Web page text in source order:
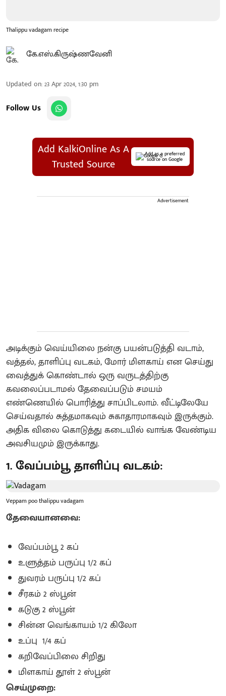
Thalippu vadagam recipe
கே.எஸ்.கிருஷ்ணவேனி
Updated on:23 Apr 2024, 1:30 pm
Follow Us
Add KalkiOnline As A
Trusted Source
Add as a preferred
source on Google
Advertisement
அடிக்கும் வெய்யிலை நன்கு பயன்படுத்தி வடாம்,
வத்தல், தாளிப்பு வடகம், மோர் மிளகாய் என செய்து
வைத்துக் கொண்டால் ஒரு வருடத்திற்கு
கவலைப்படாமல் தேவைப்படும் சமயம்
எண்ணெயில் பொரித்து சாப்பிடலாம். வீட்டிலேயே
செய்வதால் சுத்தமாகவும் சுகாதாரமாகவும் இருக்கும்.
அதிக விலை கொடுத்து கடையில் வாங்க வேண்டிய
அவசியமும் இருக்காது.
1. வேப்பம்பூ தாளிப்பு வடகம்:
Veppam poo thalippu vadagam
தேவையானவை:
வேப்பம்பூ 2 கப்
உளுத்தம் பருப்பு 1/2 கப்
துவரம் பருப்பு 1/2 கப்
சீரகம் 2 ஸ்பூன்
கடுகு 2 ஸ்பூன்
சின்ன வெங்காயம் 1/2 கிலோ
உப்பு 1/4 கப்
கறிவேப்பிலை சிறிது
மிளகாய் தூள் 2 ஸ்பூன்
செய்முறை: